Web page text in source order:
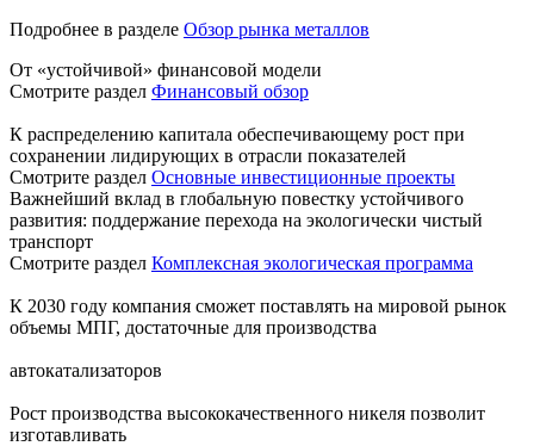
Подробнее в разделе Обзор рынка металлов
От «устойчивой» финансовой модели
Смотрите раздел Финансовый обзор
К распределению капитала обеспечивающему рост при
сохранении лидирующих в отрасли показателей
Смотрите раздел Основные инвестиционные проекты
Важнейший вклад в глобальную повестку устойчивого
развития: поддержание перехода на экологически чистый
транспорт
Смотрите раздел Комплексная экологическая программа
К 2030 году компания сможет поставлять на мировой рынок
объемы МПГ, достаточные для производства
автокатализаторов
Рост производства высококачественного никеля позволит
изготавливать